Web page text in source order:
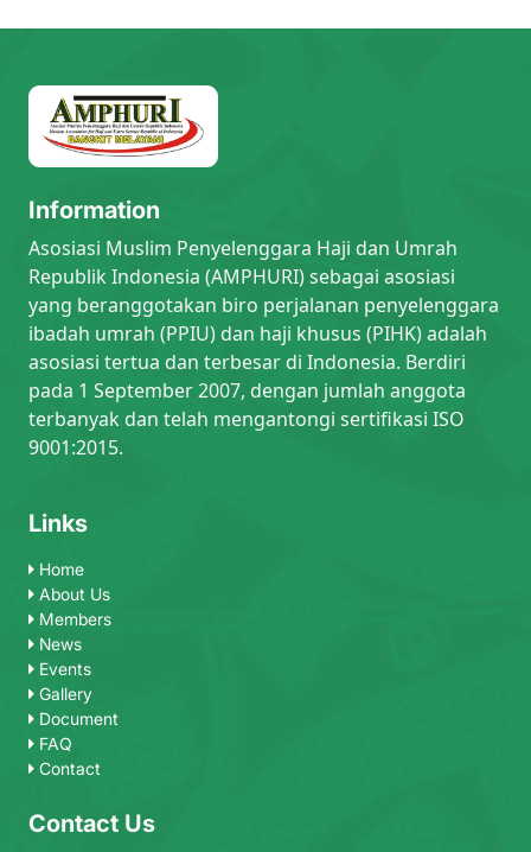
Information
Asosiasi Muslim Penyelenggara Haji dan Umrah
Republik Indonesia (AMPHURI) sebagai asosiasi
yang beranggotakan biro perjalanan penyelenggara
ibadah umrah (PPIU) dan haji khusus (PIHK) adalah
asosiasi tertua dan terbesar di Indonesia. Berdiri
pada 1 September 2007, dengan jumlah anggota
terbanyak dan telah mengantongi sertifikasi ISO
9001:2015.
Links
Home
About Us
Members
News
Events
Gallery
Document
FAQ
Contact
Contact Us